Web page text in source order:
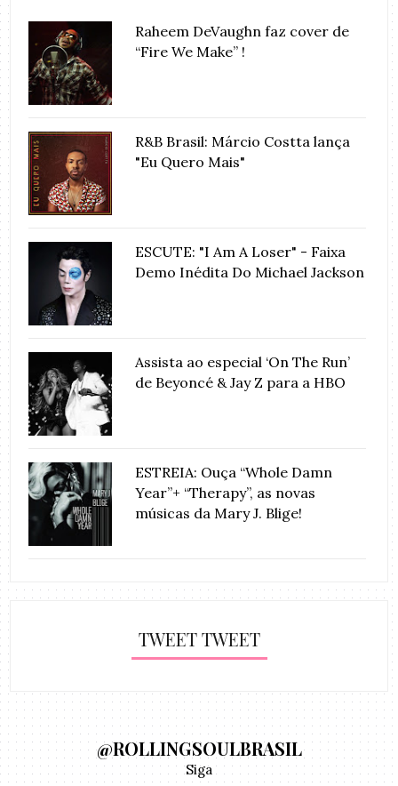
Raheem DeVaughn faz cover de
“Fire We Make” !
R&B Brasil: Márcio Costta lança
"Eu Quero Mais"
ESCUTE: "I Am A Loser" - Faixa
Demo Inédita Do Michael Jackson
Assista ao especial ‘On The Run’
de Beyoncé & Jay Z para a HBO
ESTREIA: Ouça “Whole Damn
Year”+ “Therapy”, as novas
músicas da Mary J. Blige!
TWEET TWEET
@ROLLINGSOULBRASIL
Siga